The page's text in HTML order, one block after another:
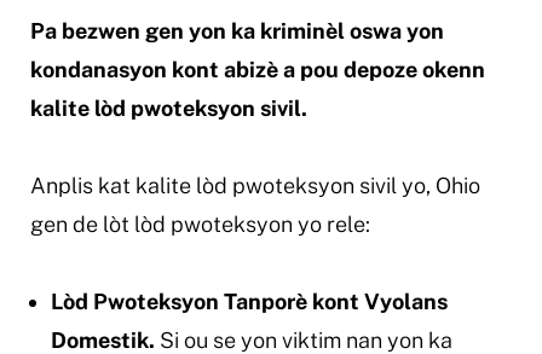
Pa bezwen gen yon ka kriminèl oswa yon
kondanasyon kont abizè a pou depoze okenn
kalite lòd pwoteksyon sivil.
Anplis kat kalite lòd pwoteksyon sivil yo, Ohio
gen de lòt lòd pwoteksyon yo rele:
Lòd Pwoteksyon Tanporè kont Vyolans
Domestik. Si ou se yon viktim nan yon ka